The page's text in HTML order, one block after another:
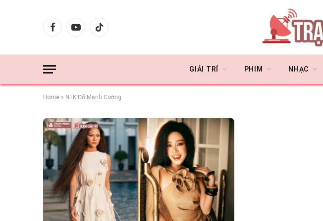
FacebookYouTubeTikTok
GIẢI TRÍ PHIM NHẠC
Home » NTK Đỗ Mạnh Cường